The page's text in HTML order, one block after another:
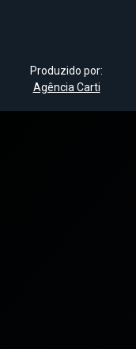
Produzido por:
Agência Carti